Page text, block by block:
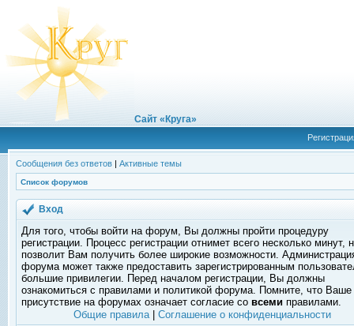
Сайт «Круга»
Сообщения без ответов | Активные темы
Список форумов
Вход
Для того, чтобы войти на форум, Вы должны пройти процедуру
регистрации. Процесс регистрации отнимет всего несколько минут,
позволит Вам получить более широкие возможности.
форума может также предоставить зарегистрированным
большие привилегии. Перед началом регистрации, Вы должны
ознакомиться с правилами и политикой форума. Помните, что Ваше
присутствие на форумах означает согласие со всеми правилами.
Общие правила| Соглашение о конфиденциальности